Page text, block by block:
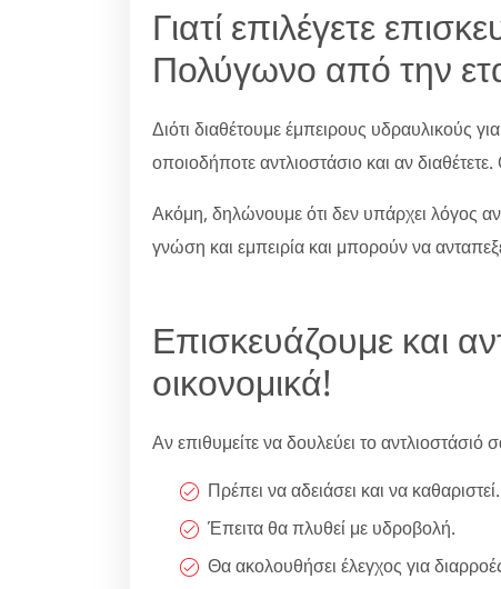
Γιατί επιλέγετε
Πολύγωνο από την
Διότι διαθέτουμε έμπειρους υδραυλικούς
οποιοδήποτε αντλιοστάσιο και αν
Ακόμη, δηλώνουμε ότι δεν υπάρχει λόγος
γνώση και εμπειρία και μπορούν να
Επισκευάζουμε και
οικονομικά!
Αν επιθυμείτε να δουλεύει το αντλιοστάσιό
Πρέπει να αδειάσει και να καθαριστεί.
Έπειτα θα πλυθεί με υδροβολή.
Θα ακολουθήσει έλεγχος για